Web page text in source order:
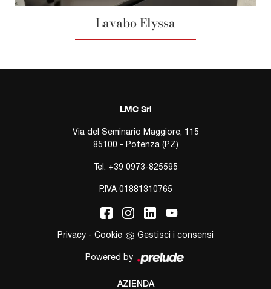
Lavabo Elyssa
LMC Srl
Via del Seminario Maggiore, 115
85100 - Potenza (PZ)
Tel. +39 0973-825595
P.IVA 01881310765
Privacy - Cookie Gestisci i consensi
Powered by
AZIENDA